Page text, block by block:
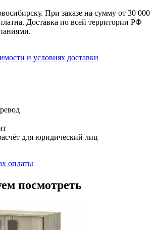
При заказе на сумму от 30 000
Доставка по всей территории РФ
и условиях доставки
для юридический лиц
оплаты
посмотреть